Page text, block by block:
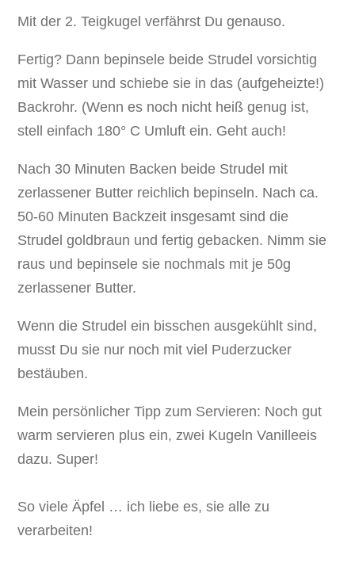
Mit der 2. Teigkugel verfährst Du genauso.
Fertig? Dann bepinsele beide Strudel vorsichtig
mit Wasser und schiebe sie in das (aufgeheizte!)
Backrohr. (Wenn es noch nicht heiß genug ist,
stell einfach 180° C Umluft ein. Geht auch!
Nach 30 Minuten Backen beide Strudel mit
zerlassener Butter reichlich bepinseln. Nach ca.
50-60 Minuten Backzeit insgesamt sind die
Strudel goldbraun und fertig gebacken. Nimm sie
raus und bepinsele sie nochmals mit je 50g
zerlassener Butter.
Wenn die Strudel ein bisschen ausgekühlt sind,
musst Du sie nur noch mit viel Puderzucker
bestäuben.
Mein persönlicher Tipp zum Servieren: Noch gut
warm servieren plus ein, zwei Kugeln Vanilleeis
dazu. Super!
So viele Äpfel … ich liebe es, sie alle zu
verarbeiten!